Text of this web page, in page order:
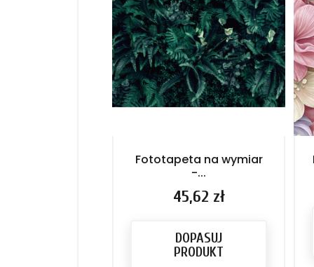
Fototapeta na wymiar
-...
Cena
45,62 zł
DOPASUJ
PRODUKT